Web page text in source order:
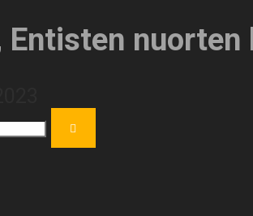
Entisten nuorten